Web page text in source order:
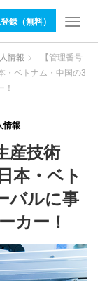
録（無料）
T
g
g
g
a
t
n
情報
【管理番号
・ベトナム・中国の3
！
情報
産技術
本・ベト
バルに事
カー！